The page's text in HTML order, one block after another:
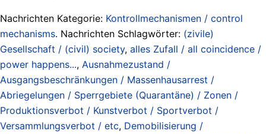
Nachrichten Kategorie: Kontrollmechanismen / control
mechanisms. Nachrichten Schlagwörter: (zivile)
Gesellschaft / (civil) society, alles Zufall / all coincidence /
power happens..., Ausnahmezustand /
Ausgangsbeschränkungen / Massenhausarrest /
Abriegelungen / Sperrgebiete (Quarantäne) / Zonen /
Produktionsverbot / Kunstverbot / Sportverbot /
Versammlungsverbot / etc, Demobilisierung /